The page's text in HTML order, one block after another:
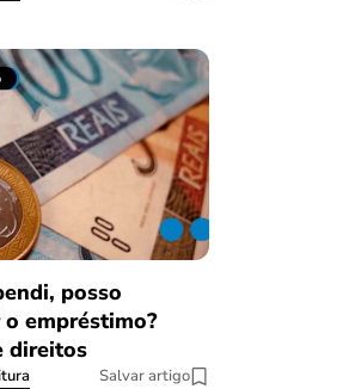
Achei muito rápido,
burocracia
Comentário retirado da nossa
08/03/2023
posso
empréstimo?
direitos
Salvar artigo